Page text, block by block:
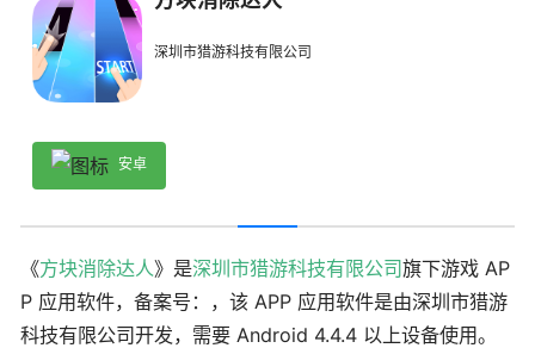
深圳市猎游科技有限公司
安卓
《方块消除达人》是深圳市猎游科技有限公司旗下游戏 AP
P 应用软件，备案号：，该 APP 应用软件是由深圳市猎游
科技有限公司开发，需要 Android 4.4.4 以上设备使用。